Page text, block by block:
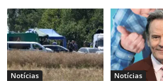
Notícias Notícias